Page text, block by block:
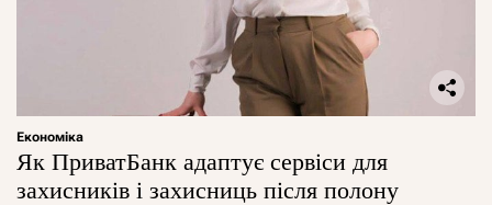
Економіка
Як ПриватБанк адаптує сервіси для
захисників і захисниць після полону